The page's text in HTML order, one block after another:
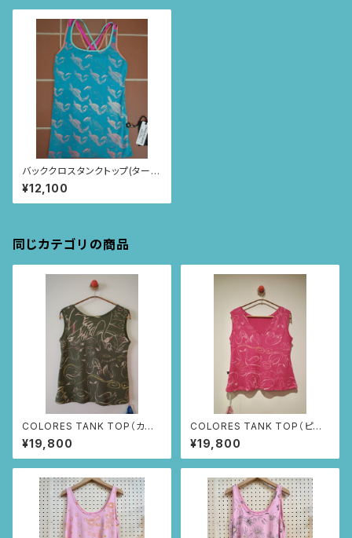
バッククロスタンクトップ(ターコ
イズブルー/トゥカン柄)
¥12,100
同じカテゴリの商品
COLORES TANK TOP（カー
キ/白鳥柄) Mサイズ
¥19,800
COLORES TANK TOP（ピン
ク/白鳥柄) Lサイズ
¥19,800